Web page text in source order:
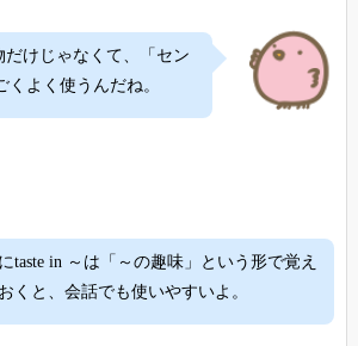
だけじゃなくて、「セン
よく使うんだね。
taste in ～は「～の趣味」という形で覚え
くと、会話でも使いやすいよ。